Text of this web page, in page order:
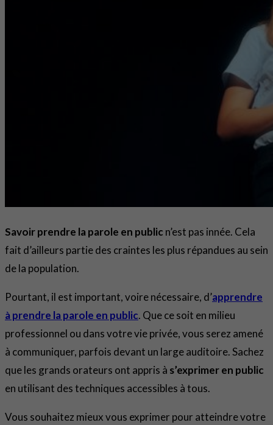
Savoir prendre la parole en public n’est pas innée. Cela
fait d’ailleurs partie des craintes les plus répandues au sein
de la population.
Pourtant, il est important, voire nécessaire, d’apprendre
à prendre la parole en public. Que ce soit en milieu
professionnel ou dans votre vie privée, vous serez amené
à communiquer, parfois devant un large auditoire. Sachez
que les grands orateurs ont appris à s’exprimer en public
en utilisant des techniques accessibles à tous.
Vous souhaitez mieux vous exprimer pour atteindre votre